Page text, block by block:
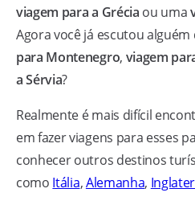
viagem para a Grécia ou uma
Agora você já escutou
para Montenegro, viagem
a Sérvia?
Realmente é mais difícil
em fazer viagens para esses
conhecer outros destinos
como Itália,Alemanha,